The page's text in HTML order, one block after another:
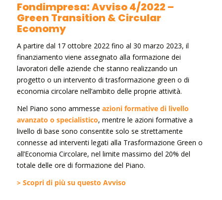
Fondimpresa: Avviso 4/2022 –
Green Transition & Circular
Economy
A partire dal 17 ottobre 2022 fino al 30 marzo 2023, il
finanziamento viene assegnato alla formazione dei
lavoratori delle aziende che stanno realizzando un
progetto o un intervento di trasformazione green o di
economia circolare nell’ambito delle proprie attività.
Nel Piano sono ammesse azioni formative di livello
avanzato o specialistico, mentre le azioni formative a
livello di base sono consentite solo se strettamente
connesse ad interventi legati alla Trasformazione Green o
all’Economia Circolare, nel limite massimo del 20% del
totale delle ore di formazione del Piano.
> Scopri di più su questo Avviso